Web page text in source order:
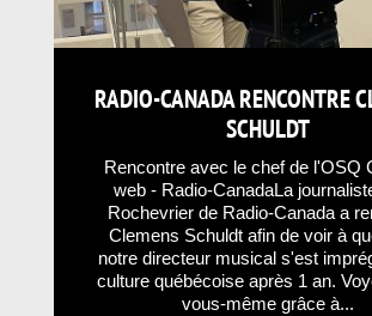
RADIO-CANADA RENCONTRE
SCHULDT
Rencontre avec le chef de l'OSQ
web - Radio-CanadaLa
Rochevrier de Radio-Canada a
Clemens Schuldt afin de voir à
notre directeur musical s'est
culture québécoise après 1 an.
vous-même grâce à...